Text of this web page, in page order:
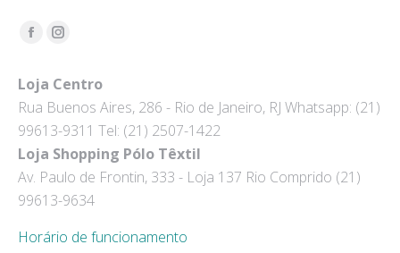
Encontre-nos em:
Facebook
opens
in
new
window
Instagram
opens
in
new
window
Loja Centro
Rua Buenos Aires, 286 - Rio de Janeiro, RJ Whatsapp: (21)
99613-9311 Tel: (21) 2507-1422
Loja Shopping Pólo Têxtil
Av. Paulo de Frontin, 333 - Loja 137 Rio Comprido (21)
99613-9634
Horário de funcionamento